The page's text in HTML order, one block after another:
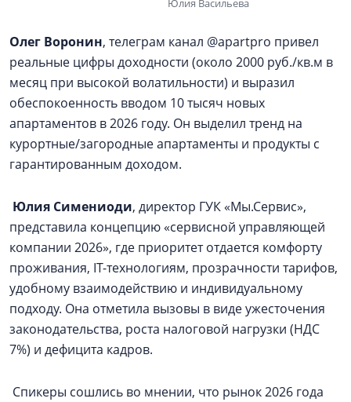
Юлия Васильева
Олег Воронин, телеграм канал @apartpro привел
реальные цифры доходности (около 2000 руб./кв.м в
месяц при высокой волатильности) и выразил
обеспокоенность вводом 10 тысяч новых
апартаментов в 2026 году. Он выделил тренд на
курортные/загородные апартаменты и продукты с
гарантированным доходом.
Юлия Симениоди, директор ГУК «Мы.Сервис»,
представила концепцию «сервисной управляющей
компании 2026», где приоритет отдается комфорту
проживания, IT-технологиям, прозрачности тарифов,
удобному взаимодействию и индивидуальному
подходу. Она отметила вызовы в виде ужесточения
законодательства, роста налоговой нагрузки (НДС
7%) и дефицита кадров.
Спикеры сошлись во мнении, что рынок 2026 года